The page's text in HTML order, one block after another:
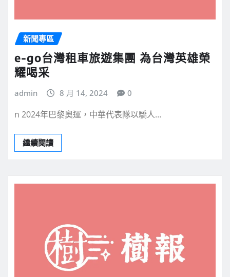
新聞專區
e-go台灣租車旅遊集團 為台灣英雄榮
耀喝采
admin 8 月 14, 2024 0
n 2024年巴黎奧運，中華代表隊以驕人…
繼續閱讀